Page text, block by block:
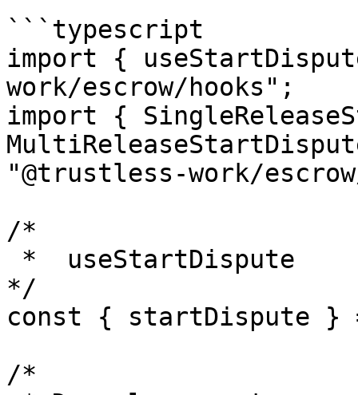
```typescript
import {
work/escrow/hooks";
import {
"@trustless-work/
/*
*/
const { startDispute }
/*